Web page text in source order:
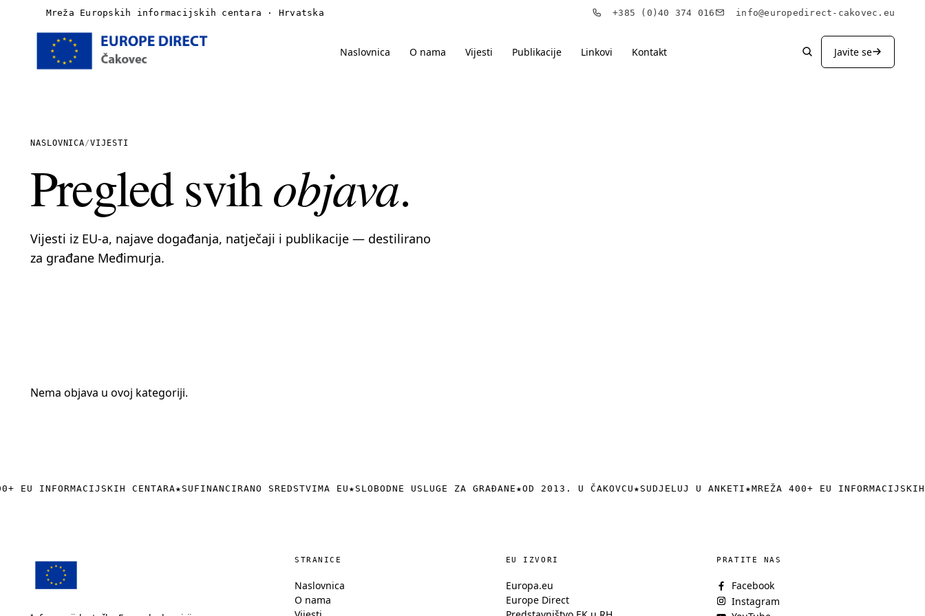
Mreža Europskih informacijskih centara · Hrvatska +385 (0)40 374 016 info@europedirect-cakovec.eu
Naslovnica O nama Vijesti Publikacije Linkovi Kontakt Javite se
Vijesti
Publikacije
Linkovi
NASLOVNICA/VIJESTI
Pregled svihobjava.
Vijesti iz EU-a, najave događanja, natječaji i publikacije — destilirano
za građane Međimurja.
Nema objava u ovoj kategoriji.
EU INFORMACIJSKIH CENTARA★SUFINANCIRANO SREDSTVIMA EU★SLOBODNE USLUGE ZA GRAĐANE★OD 2013. U ČAKOVCU★SUDJELUJ U ANKETI★MREŽA 400+ EU INFORMACIJSKIH
STRANICE
Naslovnica
O nama
EU IZVORI
Europa.eu
Europe Direct
PRATITE NAS
Facebook
Instagram